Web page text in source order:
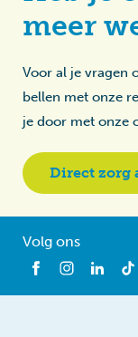
meer
Voor al je vragen
bellen met onze
je door met onze
Direct zorg
Volg ons